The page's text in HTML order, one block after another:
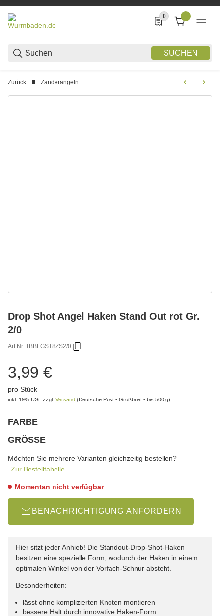
SUCHEN
0
0 Produkte in der
Zurück Zanderangeln
Drop Shot Angel Haken Stand Out rot Gr.
2/0
Art.Nr.:TBBFGST8ZS2/0
3,99 €
pro Stück
inkl. 19% USt. zzgl. Versand (Deutsche Post - Großbrief - bis 500 g)
FARBE
GRÖSSE
Möchten Sie mehrere Varianten gleichzeitig bestellen?
Zur Bestelltabelle
Momentan nicht verfügbar
BENACHRICHTIGUNG ANFORDERN
Hier sitzt jeder Anhieb! Die Standout-Drop-Shot-Haken
besitzen eine spezielle Form, wodurch der Haken in einem
optimalen Winkel von der Vorfach-Schnur absteht.
Besonderheiten:
lässt ohne komplizierten Knoten montieren
bessere Halt durch innovative Haken-Form